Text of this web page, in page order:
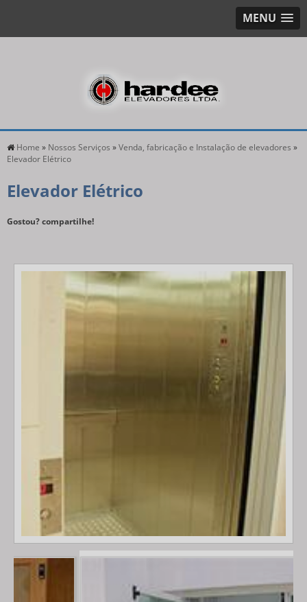
MENU
Home » Nossos Serviços »Venda, fabricação e Instalação de elevadores »
Elevador Elétrico
Elevador Elétrico
Gostou? compartilhe!